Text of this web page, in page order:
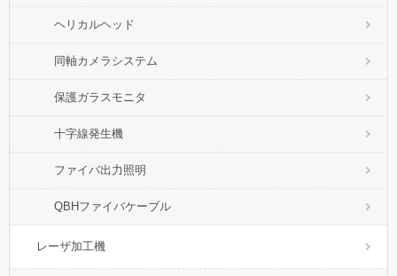
ヘリカルヘッド
同軸カメラシステム
保護ガラスモニタ
十字線発生機
ファイバ出力照明
QBHファイバケーブル
レーザ加工機